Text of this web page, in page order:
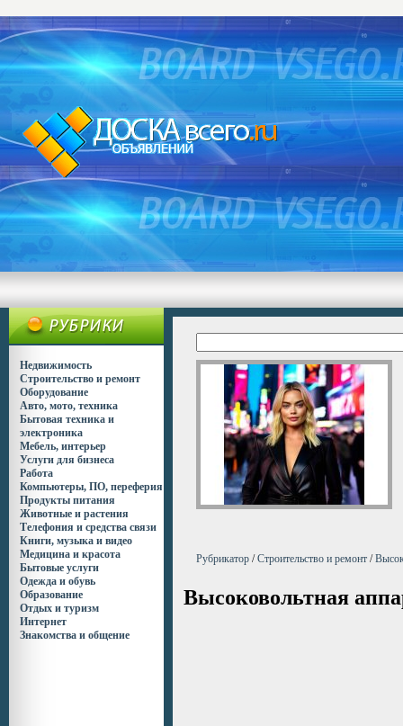
Недвижимость
Строительство и ремонт
Оборудование
Авто, мото, техника
Бытовая техника и
электроника
Мебель, интерьер
Услуги для бизнеса
Работа
Компьютеры, ПО, переферия
Продукты питания
Животные и растения
Телефония и средства связи
Книги, музыка и видео
Медицина и красота
Бытовые услуги
Одежда и обувь
Образование
Отдых и туризм
Интернет
Знакомства и общение
Рубрикатор /Строительство и ремонт /
Высоковольтная